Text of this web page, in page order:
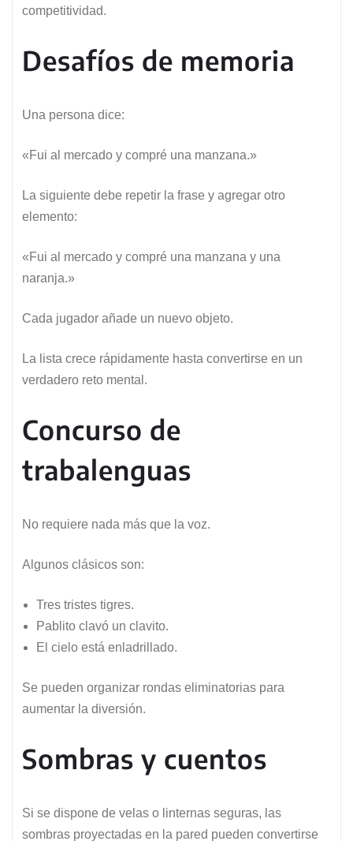
competitividad.
Desafíos de memoria
Una persona dice:
«Fui al mercado y compré una manzana.»
La siguiente debe repetir la frase y agregar otro
elemento:
«Fui al mercado y compré una manzana y una
naranja.»
Cada jugador añade un nuevo objeto.
La lista crece rápidamente hasta convertirse en un
verdadero reto mental.
Concurso de
trabalenguas
No requiere nada más que la voz.
Algunos clásicos son:
Tres tristes tigres.
Pablito clavó un clavito.
El cielo está enladrillado.
Se pueden organizar rondas eliminatorias para
aumentar la diversión.
Sombras y cuentos
Si se dispone de velas o linternas seguras, las
sombras proyectadas en la pared pueden convertirse